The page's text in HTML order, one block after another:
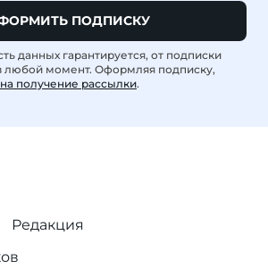
ПОДПИСКУ
данных гарантируется, от подписки
любой момент. Оформляя подписку,
получение рассылки.
Редакция